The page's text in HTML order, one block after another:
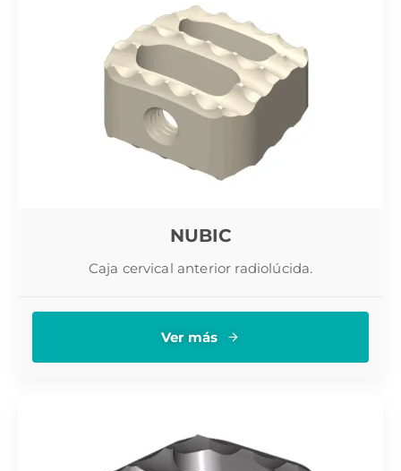
NUBIC
Caja cervical anterior radiolúcida.
Ver más